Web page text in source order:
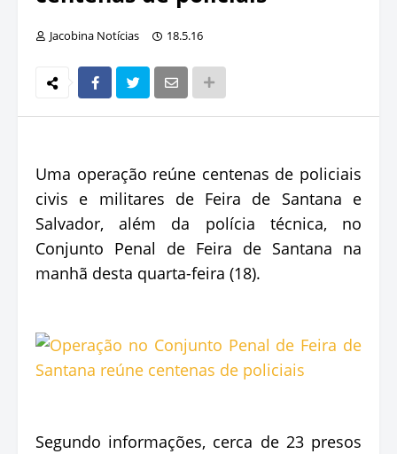
Jacobina Notícias 18.5.16
Uma operação reúne centenas de policiais
civis e militares de Feira de Santana e
Salvador, além da polícia técnica, no
Conjunto Penal de Feira de Santana na
manhã desta quarta-feira (18).
Segundo informações, cerca de 23 presos